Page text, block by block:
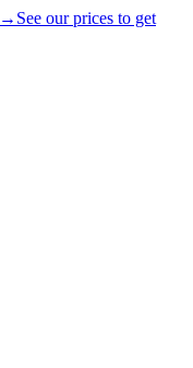
→ See our prices to get